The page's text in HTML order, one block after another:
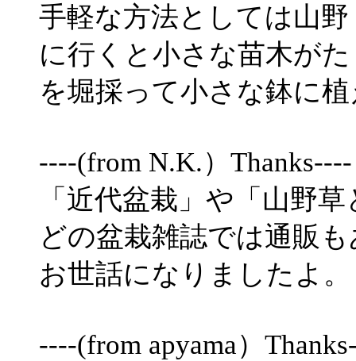
手軽な方法としては山
に行くと小さな苗木が
を堀採って小さな鉢に
----(from N.K.）Thanks----
「近代盆栽」や「山野
どの盆栽雑誌では通販
お世話になりましたよ。
----(from apyama）